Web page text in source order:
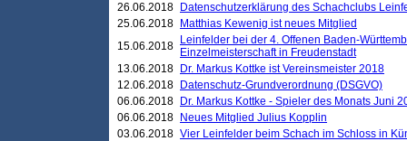
26.06.2018
Datenschutzerklärung des Schachclubs
25.06.2018
Matthias Kewenig ist neues Mitglied
15.06.2018
Leinfelder bei der 4. Offenen Baden-
Einzelmeisterschaft in Freudenstadt
13.06.2018
Dr. Markus Kottke ist Vereinsmeister 2018
12.06.2018
Datenschutz-Grundverordnung (DSGVO)
06.06.2018
Dr. Markus Kottke - Spieler des Monats Juni
06.06.2018
Neues Mitglied Julius Kopplin
03.06.2018 Vier Leinfelder beim Schach im Schloss in